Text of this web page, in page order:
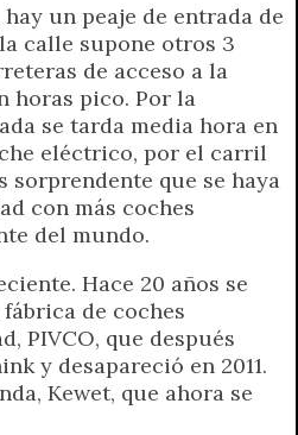
un peaje de entrada de
calle supone otros 3
de acceso a la
horas pico. Por la
se tarda media hora en
eléctrico, por el carril
sorprendente que se haya
con más coches
del mundo.
Hace 20 años se
de coches
PIVCO, que después
y desapareció en 2011.
Kewet, que ahora se